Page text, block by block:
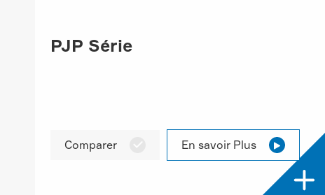
PJP Série
Comparer  En savoir Plus 
